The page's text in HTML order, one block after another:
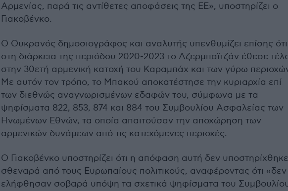
Αρμενίας, παρά τις αντίθετες αποφάσεις της ΕΕ», υποστηρίζει ο
Γιακοβένκο.
Ο Ουκρανός δημοσιογράφος και αναλυτής υπενθυμίζει επίσης ότι
στη διάρκεια της περιόδου 2020-2023 το Αζερμπαϊτζάν έθεσε
στην 30ετή αρμενική κατοχή του Καραμπάχ και των γύρω
Με αυτόν τον τρόπο, το Μπακού αποκατέστησε την κυριαρχία επί
των διεθνώς αναγνωρισμένων εδαφών του, σύμφωνα με τα
ψηφίσματα 822, 853, 874 και 884 του Συμβουλίου Ασφαλείας των
Ηνωμένων Εθνών, τα οποία απαιτούσαν την αποχώρηση των
αρμενικών δυνάμεων από τις κατεχόμενες περιοχές.
Ο Γιακοβένκο υποστηρίζει ότι η απόφαση αυτή δεν υποστηρίχθηκε
σθεναρά από τους Ευρωπαίους πολιτικούς, αναφέροντας ότι «δεν
ελήφθησαν σοβαρά υπόψη τα σχετικά ψηφίσματα του